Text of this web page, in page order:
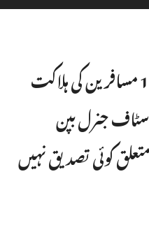
تمل ناڈو ہیلی کاپٹر حادثہ: 13 مسافرین کی ہلاکت
جنرل بپن
کوئی تصدیق نہیں